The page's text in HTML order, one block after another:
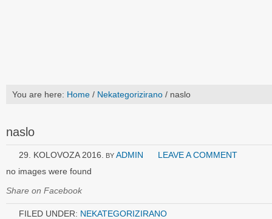
You are here: Home / Nekategorizirano / naslo
naslo
29. KOLOVOZA 2016. BY ADMIN
LEAVE A COMMENT
no images were found
Share on Facebook
FILED UNDER: NEKATEGORIZIRANO